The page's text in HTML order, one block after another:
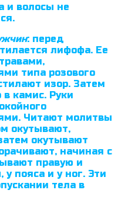
и волосы не
: перед
лифофа. Ее
типа розового
изор. Затем
в камис. Руки
Читают молитвы
окутывают,
окутывают
начиная с
правую и
пояса и у ног. Эти
тела в